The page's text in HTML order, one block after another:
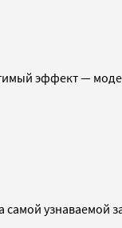
эффект —